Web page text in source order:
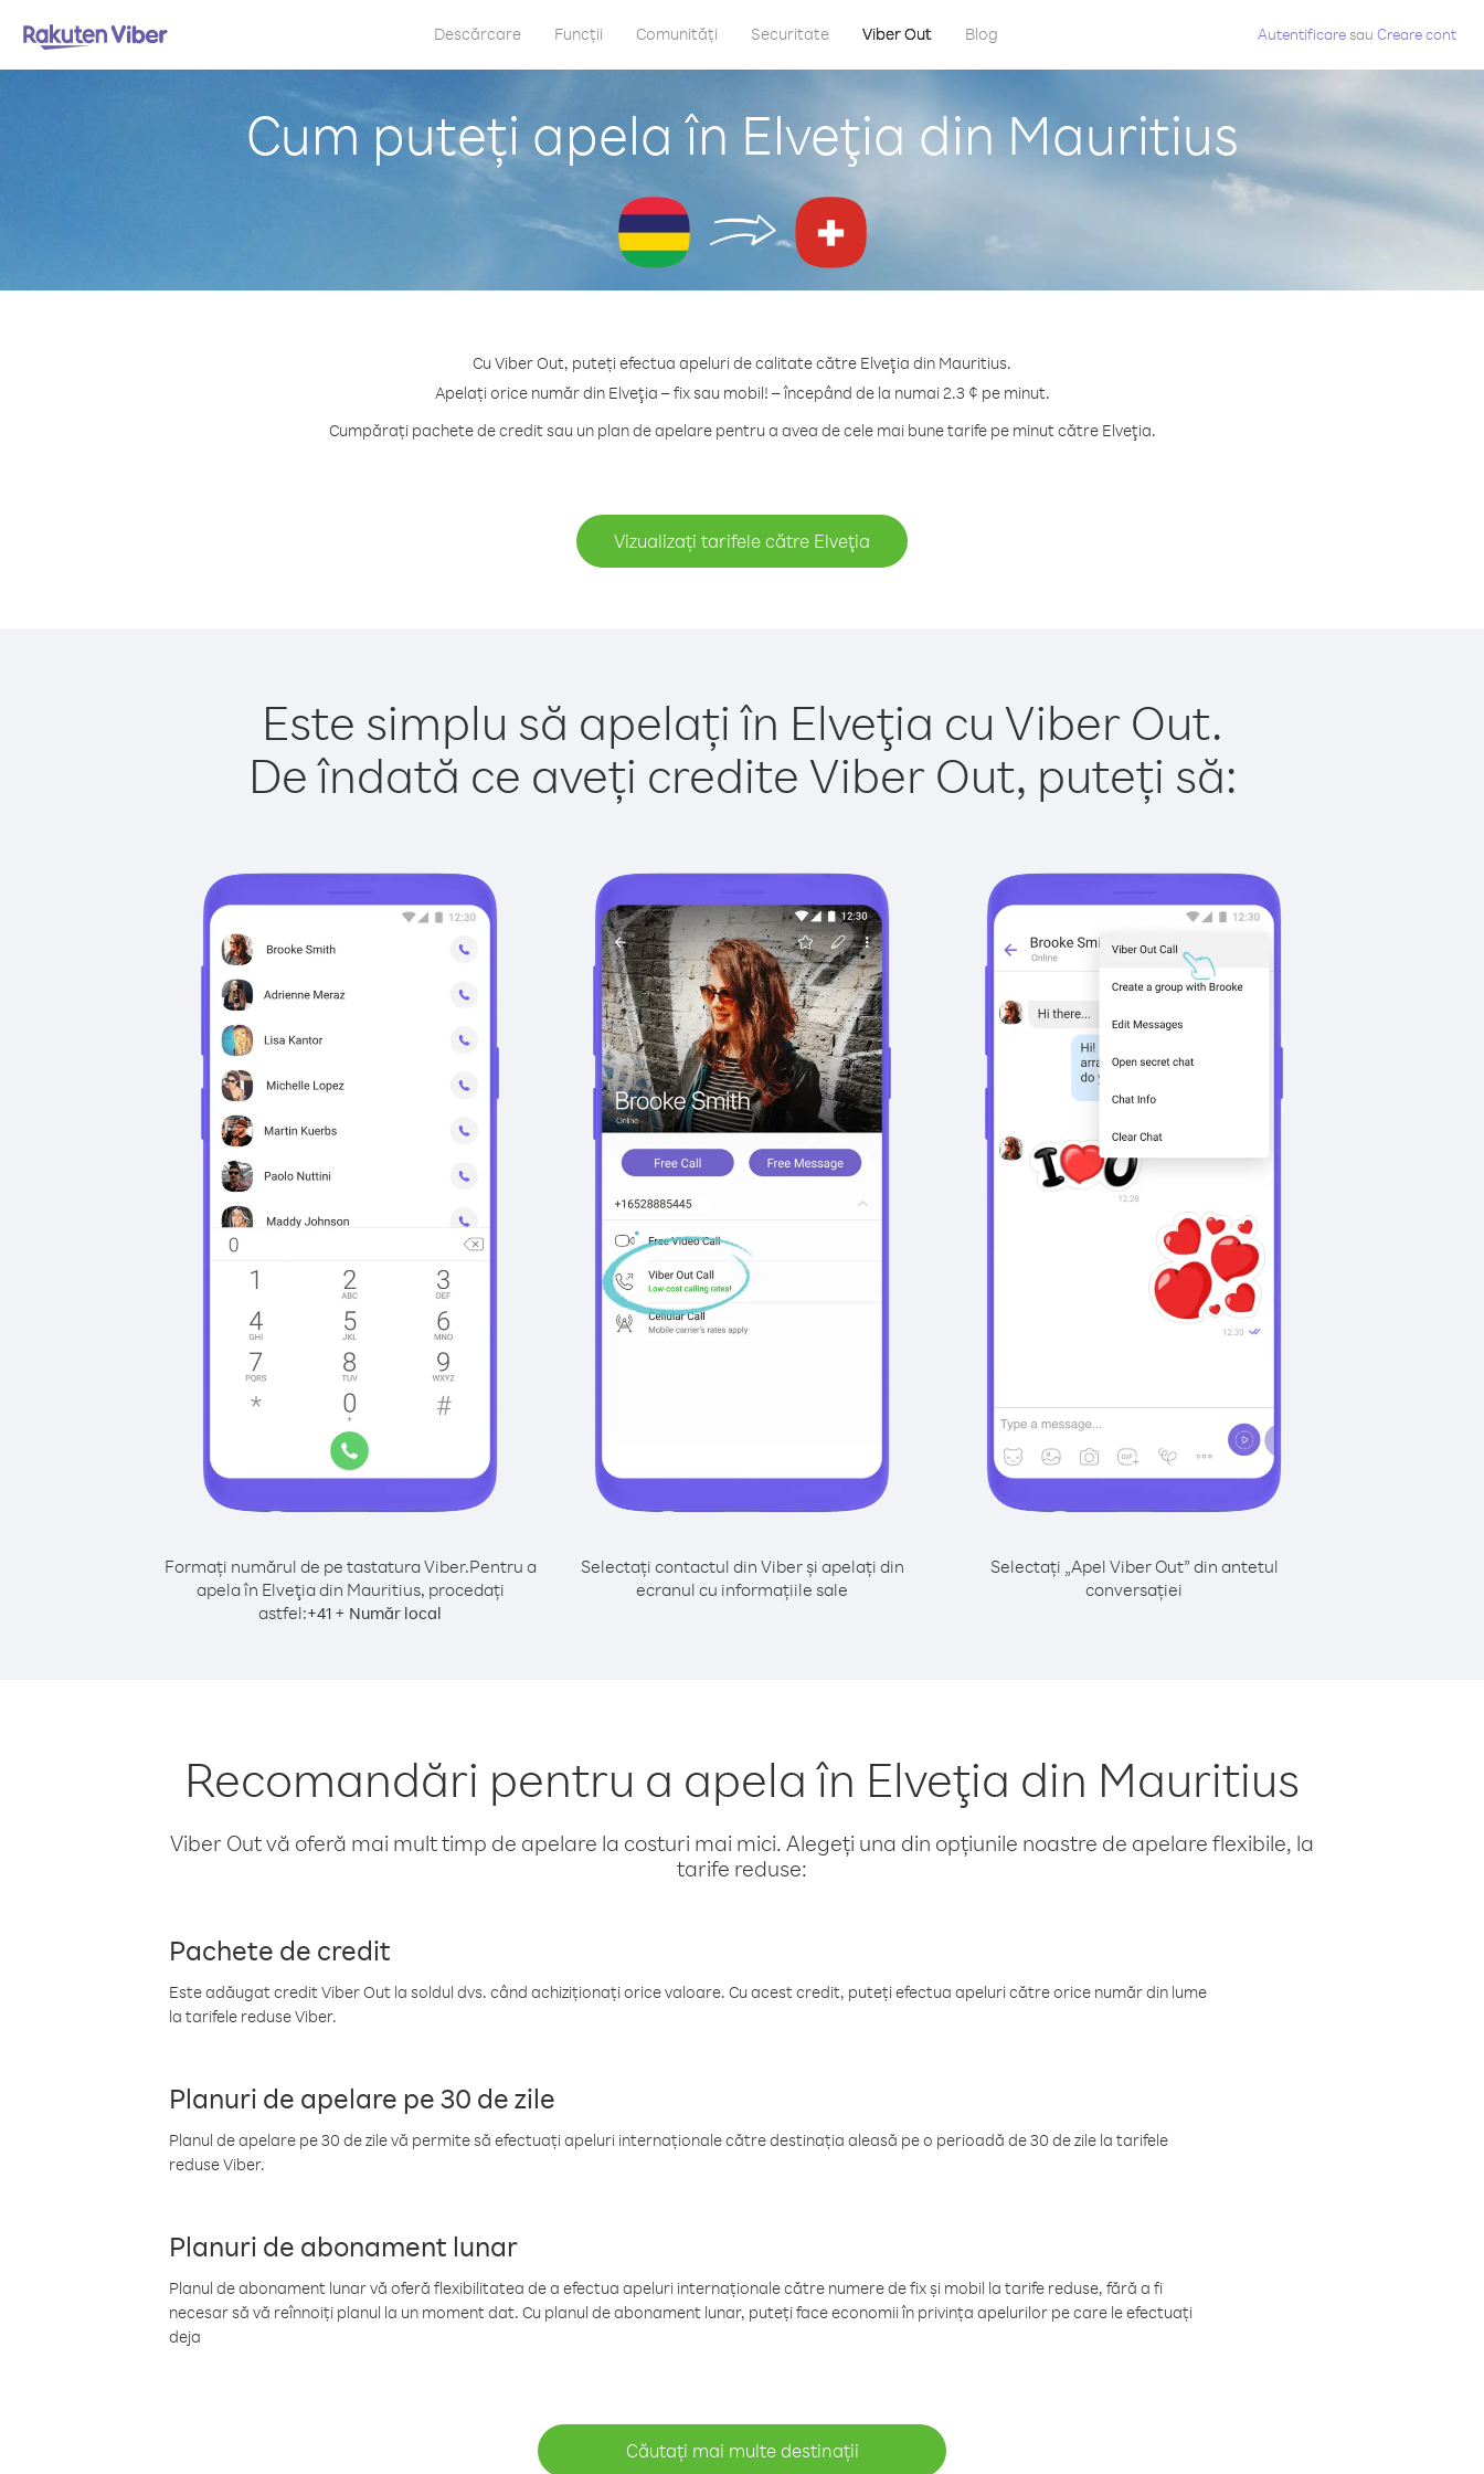
Descărcare Funcții Comunități Securitate Viber Out Blog Autentificaresau Creare cont
Cum puteți apela în Elveţia din Mauritius
Cu Viber Out, puteți efectua apeluri de calitate către Elveţia din Mauritius.
Apelați orice număr din Elveţia – fix sau mobil! – începând de la numai 2.3 ¢ pe minut.
Cumpărați pachete de credit sau un plan de apelare pentru a avea de cele mai bune tarife pe minut către Elveţia.
Vizualizați tarifele către Elveţia
Este simplu să apelați în Elveţia cu Viber Out.
De îndată ce aveți credite Viber Out, puteți să:
Formați numărul de pe tastatura Viber.Pentru a
apela în Elveţia din Mauritius, procedați
astfel:+41 + Număr local
Selectați contactul din Viber și apelați din
ecranul cu informațiile sale
Selectați „Apel Viber Out” din antetul
conversației
Recomandări pentru a apela în Elveţia din Mauritius
Viber Out vă oferă mai mult timp de apelare la costuri mai mici. Alegeți una din opțiunile noastre de apelare flexibile, la
tarife reduse:
Pachete de credit
Este adăugat credit Viber Out la soldul dvs. când achiziționați orice valoare. Cu acest credit, puteți efectua apeluri către orice număr din lume
la tarifele reduse Viber.
Planuri de apelare pe 30 de zile
Planul de apelare pe 30 de zile vă permite să efectuați apeluri internaționale către destinația aleasă pe o perioadă de 30 de zile la tarifele
reduse Viber.
Planuri de abonament lunar
Planul de abonament lunar vă oferă flexibilitatea de a efectua apeluri internaționale către numere de fix și mobil la tarife reduse, fără a fi
necesar să vă reînnoiți planul la un moment dat. Cu planul de abonament lunar, puteți face economii în privința apelurilor pe care le efectuați
deja
Căutați mai multe destinații